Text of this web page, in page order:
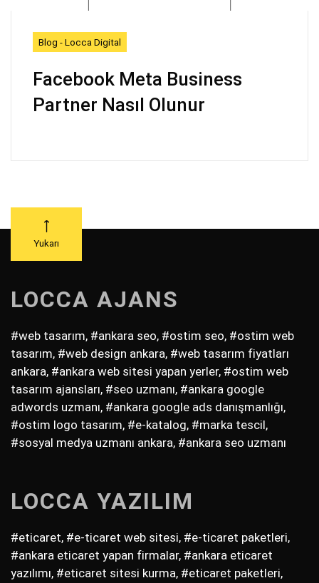
Blog - Locca Digital
Facebook Meta Business
Partner Nasıl Olunur
LOCCA AJANS
#web tasarım, #ankara seo, #ostim seo, #ostim web
tasarım, #web design ankara, #web tasarım fiyatları
ankara, #ankara web sitesi yapan yerler, #ostim web
tasarım ajansları, #seo uzmanı, #ankara google
adwords uzmanı, #ankara google ads danışmanlığı,
#ostim logo tasarım, #e-katalog, #marka tescil,
#sosyal medya uzmanı ankara, #ankara seo uzmanı
LOCCA YAZILIM
#eticaret, #e-ticaret web sitesi, #e-ticaret paketleri,
#ankara eticaret yapan firmalar, #ankara eticaret
yazılımı, #eticaret sitesi kurma, #eticaret paketleri,
Yukarı